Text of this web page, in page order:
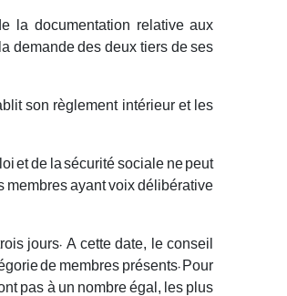
la documentation relative aux
demande des deux tiers de ses
son règlement intérieur et les
et de la sécurité sociale ne peut
membres ayant voix délibérative
jours. A cette date, le conseil
de membres présents. Pour
pas à un nombre égal, les plus